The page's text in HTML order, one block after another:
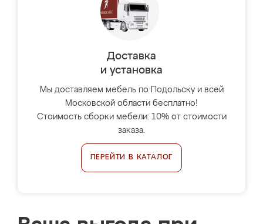
Доставка
и установка
Мы доставляем мебель по Подольску и всей
Московской области бесплатно!
Стоимость сборки мебели: 10% от стоимости
заказа.
ПЕРЕЙТИ В КАТАЛОГ